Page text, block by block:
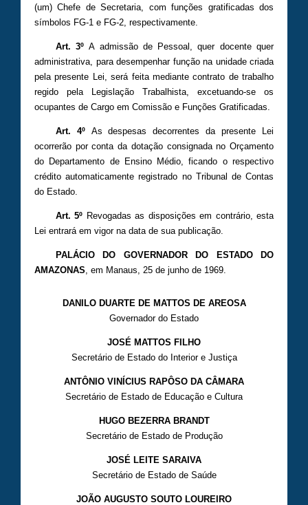
(um) Chefe de Secretaria, com funções gratificadas dos
símbolos FG-1 e FG-2, respectivamente.
Art. 3ºA admissão de Pessoal, quer docente quer
administrativa, para desempenhar função na unidade criada
pela presente Lei, será feita mediante contrato de trabalho
regido pela Legislação Trabalhista, excetuando-se os
ocupantes de Cargo em Comissão e Funções Gratificadas.
Art. 4º As despesas decorrentes da presente Lei
ocorrerão por conta da dotação consignada no Orçamento
do Departamento de Ensino Médio, ficando o respectivo
crédito automaticamente registrado no Tribunal de Contas
do Estado.
Art. 5º Revogadas as disposições em contrário, esta
Lei entrará em vigor na data de sua publicação.
PALÁCIO DO GOVERNADOR DO ESTADO DO
AMAZONAS, em Manaus, 25 de junho de 1969.
DANILO DUARTE DE MATTOS DE AREOSA
Governador do Estado
JOSÉ MATTOS FILHO
Secretário de Estado do Interior e Justiça
ANTÔNIO VINÍCIUS RAPÔSO DA CÂMARA
Secretário de Estado de Educação e Cultura
HUGO BEZERRA BRANDT
Secretário de Estado de Produção
JOSÉ LEITE SARAIVA
Secretário de Estado de Saúde
JOÃO AUGUSTO SOUTO LOUREIRO